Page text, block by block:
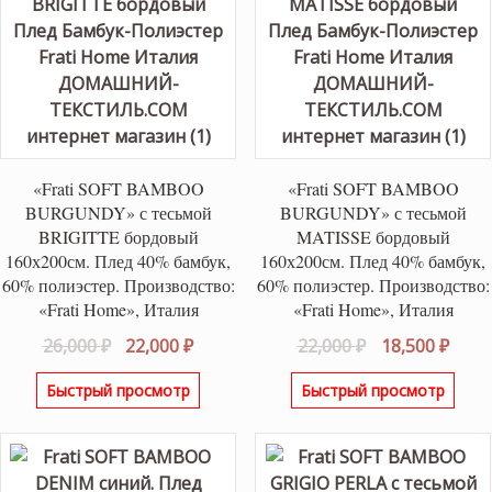
«Frati SOFT BAMBOO
BURGUNDY» с тесьмой
BRIGITTE бордовый
160х200см. Плед 40% бамбук,
60% полиэстер. Производство:
«Frati Home», Италия
26,000₽
Первоначальная
цена
составляла
22,000₽Текущая
цена:
Быстрый просмотр
«Frati SOFT BAMBOO
BURGUNDY» с тесьмой
MATISSE бордовый
160х200см. Плед 40% бамбук,
60% полиэстер. Производство:
«Frati Home», Италия
22,000₽
цена
составляла
18,500₽
Быстрый просмотр